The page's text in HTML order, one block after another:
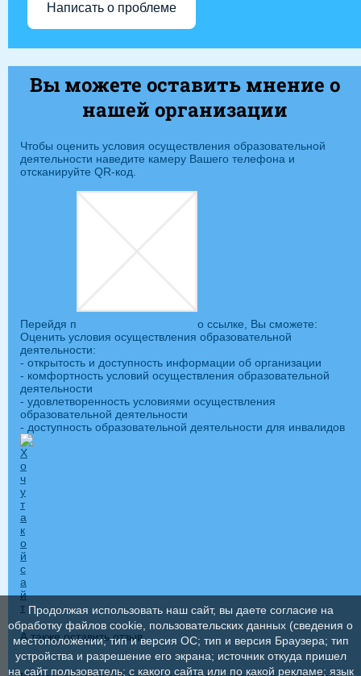
Написать о проблеме
Вы можете оставить мнение о
нашей организации
Чтобы оценить условия осуществления образовательной
деятельности наведите камеру Вашего телефона и
отсканируйте QR-код.
Перейдя п
о ссылке, Вы сможете:
Оценить условия осуществления образовательной
деятельности:
- открытость и доступность информации об организации
- комфортность условий осуществления образовательной
деятельности
- удовлетворенность условиями осуществления
образовательной деятельности
- доступность образовательной деятельности для инвалидов
А также оставить отзыв
Продолжая использовать наш сайт, вы даете согласие на
обработку файлов cookie, пользовательских данных (сведения о
местоположении; тип и версия ОС; тип и версия Браузера; тип
устройства и разрешение его экрана; источник откуда пришел
на сайт пользователь; с какого сайта или по какой рекламе; язык